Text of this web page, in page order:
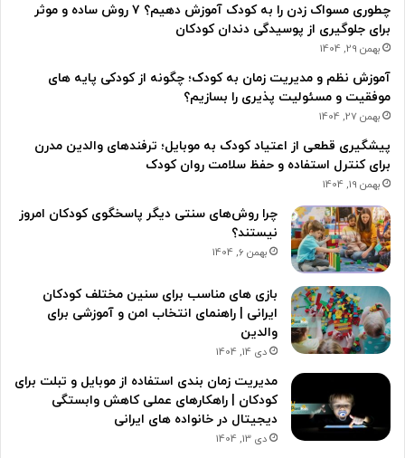
چطوری مسواک زدن را به کودک آموزش دهیم؟ ۷ روش ساده و موثر
برای جلوگیری از پوسیدگی دندان کودکان
بهمن 29, 1404
آموزش نظم و مدیریت زمان به کودک؛ چگونه از کودکی پایه های
موفقیت و مسئولیت پذیری را بسازیم؟
بهمن 27, 1404
پیشگیری قطعی از اعتیاد کودک به موبایل؛ ترفندهای والدین مدرن
برای کنترل استفاده و حفظ سلامت روان کودک
بهمن 19, 1404
چرا روش‌های سنتی دیگر پاسخگوی کودکان امروز
نیستند؟
بهمن 6, 1404
بازی های مناسب برای سنین مختلف کودکان
ایرانی | راهنمای انتخاب امن و آموزشی برای
والدین
دی 14, 1404
مدیریت زمان بندی استفاده از موبایل و تبلت برای
کودکان | راهکارهای عملی کاهش وابستگی
دیجیتال در خانواده های ایرانی
دی 13, 1404